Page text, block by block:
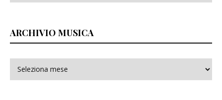
ARCHIVIO MUSICA